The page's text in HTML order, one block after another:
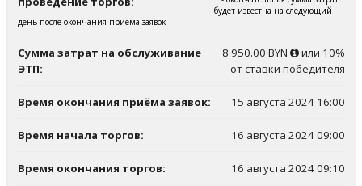
будет известна на следующий
день после окончания приема заявок
Сумма затрат на обслуживание
ЭТП:
8 950.00 BYN
или 10%
от ставки победителя
Время окончания приёма заявок: 15 августа 2024 16:00
Время начала торгов: 16 августа 2024 09:00
Время окончания торгов: 16 августа 2024 09:10